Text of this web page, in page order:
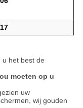
u het best de
moeten op u
uw
wij gouden